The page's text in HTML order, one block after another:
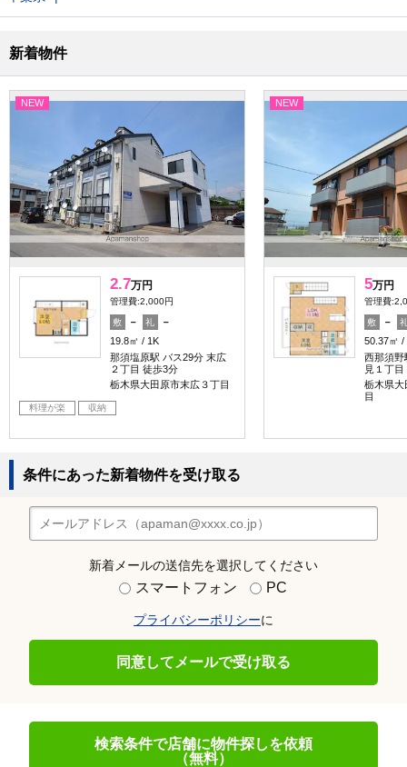
新着物件
NEW
2.7万円
管理費:2,000円
敷 － 礼
－
19.8㎡
1K
那須塩原駅 バス29分 末広
２丁目 徒歩3分
栃木県大田原市末広３丁目
料理が楽 収納
NEW
5万円
管理費
敷 －
50.37㎡
西那須野
見１丁
栃木県大
目
条件にあった新着物件を受け取る
新着メールの送信先を選択してください
スマートフォン PC
プライバシーポリシーに
同意してメールで受け取る
検索条件で店舗に物件探しを依頼
（無料）